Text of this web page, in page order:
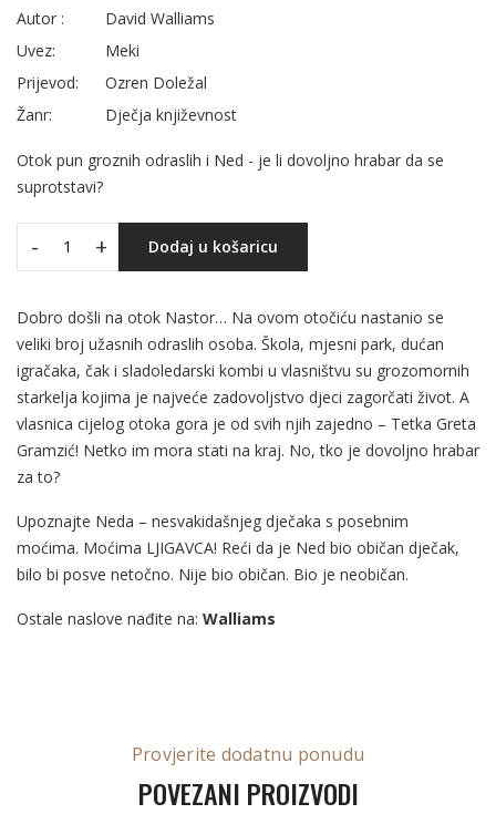
Autor :
David Walliams
Uvez:
Meki
Prijevod:
Ozren Doležal
Žanr:
Dječja književnost
Otok pun groznih odraslih i Ned - je li dovoljno hrabar da se
suprotstavi?
- + Dodaj u košaricu
Dobro došli na otok Nastor… Na ovom otočiću nastanio se
veliki broj užasnih odraslih osoba. Škola, mjesni park, dućan
igračaka, čak i sladoledarski kombi u vlasništvu su grozomornih
starkelja kojima je najveće zadovoljstvo djeci zagorčati život. A
vlasnica cijelog otoka gora je od svih njih zajedno – Tetka Greta
Gramzić! Netko im mora stati na kraj. No, tko je dovoljno hrabar
za to?
Upoznajte Neda – nesvakidašnjeg dječaka s posebnim
moćima. Moćima LJIGAVCA! Reći da je Ned bio običan dječak,
bilo bi posve netočno. Nije bio običan. Bio je neobičan.
Ostale naslove nađite na: Walliams
Provjerite dodatnu ponudu
POVEZANI PROIZVODI